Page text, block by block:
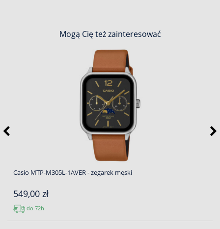
Mogą Cię też zainteresować
Casio MTP-M305L-1AVER - zegarek męski
549,00 zł
do 72h